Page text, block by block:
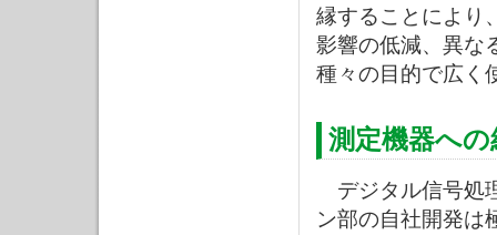
縁することにより
影響の低減、異な
種々の目的で広く
測定機器へ
デジタル信号処
ン部の自社開発は